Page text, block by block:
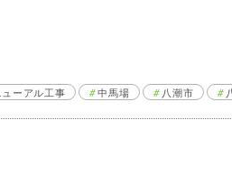
ューアル工事 中馬場 八潮市